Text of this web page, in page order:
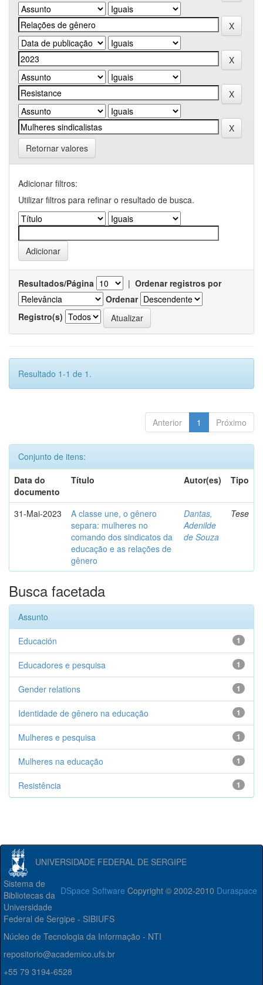
Retornar valores
Adicionar filtros:
Utilizar filtros para refinar o resultado de busca.
Resultados/Página | Ordenar registros por
Ordenar
Registro(s)
Resultado 1-1 de 1.
Anterior 1 Próximo
Conjunto de itens:
Data do
documento
Título Autor(es) Tipo
31-Mai-2023
A classe une, o gênero
separa: mulheres no
comando dos sindicatos da
educação e as relações de
gênero
Dantas,
Adenilde
de Souza
Tese
Busca facetada
Assunto
1
Educación
1
Educadores e pesquisa
1
Gender relations
1
Identidade de gênero na educação
1
Mulheres e pesquisa
1
Mulheres na educação
1
Resistência
UNIVERSIDADE FEDERAL DE SERGIPE
DSpace Software Copyright © 2002-2010 Duraspace
Sistema de
Bibliotecas da
Universidade
Federal de Sergipe - SIBIUFS
Núcleo de Tecnologia da Informação - NTI
repositorio@academico.ufs.br
+55 79 3194-6528